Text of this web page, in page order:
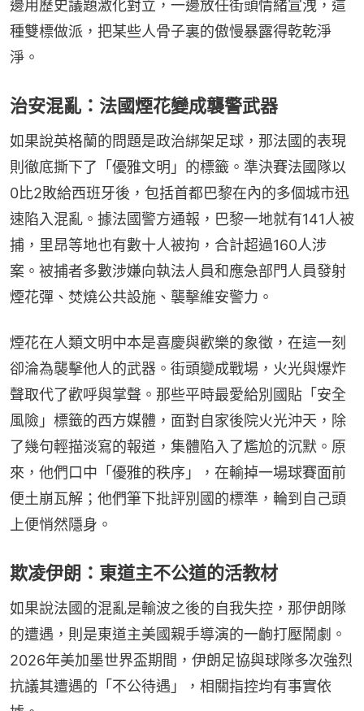
邊用歷史議題激化對立，一邊放任街頭情緒宣洩，這
種雙標做派，把某些人骨子裏的傲慢暴露得乾乾淨
淨。
治安混亂：法國煙花變成襲警武器
如果說英格蘭的問題是政治綁架足球，那法國的表現
則徹底撕下了「優雅文明」的標籤。準決賽法國隊以
0比2敗給西班牙後，包括首都巴黎在內的多個城市迅
速陷入混亂。據法國警方通報，巴黎一地就有141人被
捕，里昂等地也有數十人被拘，合計超過160人涉
案。被捕者多數涉嫌向執法人員和應急部門人員發射
煙花彈、焚燒公共設施、襲擊維安警力。
煙花在人類文明中本是喜慶與歡樂的象徵，在這一刻
卻淪為襲擊他人的武器。街頭變成戰場，火光與爆炸
聲取代了歡呼與掌聲。那些平時最愛給別國貼「安全
風險」標籤的西方媒體，面對自家後院火光沖天，除
了幾句輕描淡寫的報道，集體陷入了尷尬的沉默。原
來，他們口中「優雅的秩序」，在輸掉一場球賽面前
便土崩瓦解；他們筆下批評別國的標準，輪到自己頭
上便悄然隱身。
欺凌伊朗：東道主不公道的活教材
如果說法國的混亂是輸波之後的自我失控，那伊朗隊
的遭遇，則是東道主美國親手導演的一齣打壓鬧劇。
2026年美加墨世界盃期間，伊朗足協與球隊多次強烈
抗議其遭遇的「不公待遇」，相關指控均有事實依